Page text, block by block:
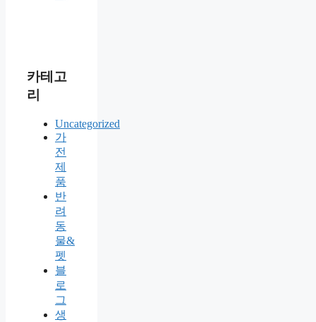
카테고
리
Uncategorized
가
전
제
품
반
려
동
물&
펫
블
로
그
생